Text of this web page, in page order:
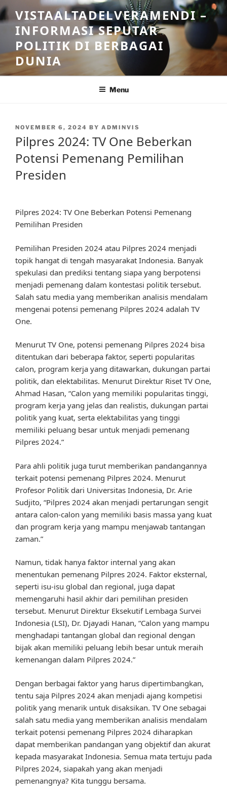
Skip
to
content
VISTAALTADELVERAMENDI –
INFORMASI SEPUTAR
POLITIK DI BERBAGAI
DUNIA
Menu
POSTED
ON
NOVEMBER 6, 2024 BY ADMINVIS
Pilpres 2024: TV One Beberkan
Potensi Pemenang Pemilihan
Presiden
Pilpres 2024: TV One Beberkan Potensi Pemenang
Pemilihan Presiden
Pemilihan Presiden 2024 atau Pilpres 2024 menjadi
topik hangat di tengah masyarakat Indonesia. Banyak
spekulasi dan prediksi tentang siapa yang berpotensi
menjadi pemenang dalam kontestasi politik tersebut.
Salah satu media yang memberikan analisis mendalam
mengenai potensi pemenang Pilpres 2024 adalah TV
One.
Menurut TV One, potensi pemenang Pilpres 2024 bisa
ditentukan dari beberapa faktor, seperti popularitas
calon, program kerja yang ditawarkan, dukungan partai
politik, dan elektabilitas. Menurut Direktur Riset TV One,
Ahmad Hasan, “Calon yang memiliki popularitas tinggi,
program kerja yang jelas dan realistis, dukungan partai
politik yang kuat, serta elektabilitas yang tinggi
memiliki peluang besar untuk menjadi pemenang
Pilpres 2024.”
Para ahli politik juga turut memberikan pandangannya
terkait potensi pemenang Pilpres 2024. Menurut
Profesor Politik dari Universitas Indonesia, Dr. Arie
Sudjito, “Pilpres 2024 akan menjadi pertarungan sengit
antara calon-calon yang memiliki basis massa yang kuat
dan program kerja yang mampu menjawab tantangan
zaman.”
Namun, tidak hanya faktor internal yang akan
menentukan pemenang Pilpres 2024. Faktor eksternal,
seperti isu-isu global dan regional, juga dapat
memengaruhi hasil akhir dari pemilihan presiden
tersebut. Menurut Direktur Eksekutif Lembaga Survei
Indonesia (LSI), Dr. Djayadi Hanan, “Calon yang mampu
menghadapi tantangan global dan regional dengan
bijak akan memiliki peluang lebih besar untuk meraih
kemenangan dalam Pilpres 2024.”
Dengan berbagai faktor yang harus dipertimbangkan,
tentu saja Pilpres 2024 akan menjadi ajang kompetisi
politik yang menarik untuk disaksikan. TV One sebagai
salah satu media yang memberikan analisis mendalam
terkait potensi pemenang Pilpres 2024 diharapkan
dapat memberikan pandangan yang objektif dan akurat
kepada masyarakat Indonesia. Semua mata tertuju pada
Pilpres 2024, siapakah yang akan menjadi
pemenangnya? Kita tunggu bersama.